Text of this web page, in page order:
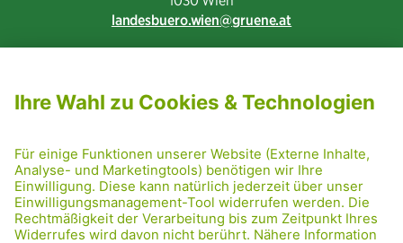
landesbuero.wien
gruene.at
PRESSE
GRÜNE RADRETTUNG
FRIDAY NIGHTSKATING
NETIQUETTE